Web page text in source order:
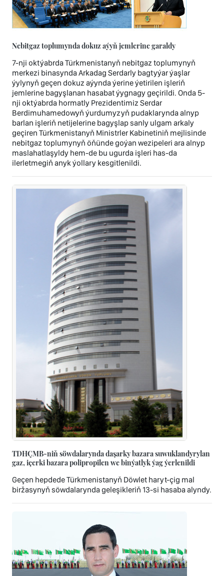
Nebitgaz toplumynda dokuz aýyň jemlerine garaldy
7-nji oktýabrda Türkmenistanyň nebitgaz toplumynyň
merkezi binasynda Arkadag Serdarly bagtyýar ýaşlar
ýylynyň geçen dokuz aýynda ýerine ýetirilen işleriň
jemlerine bagyşlanan hasabat ýygnagy geçirildi. Onda 5-
nji oktýabrda hormatly Prezidentimiz Serdar
Berdimuhamedowyň ýurdumyzyň pudaklarynda alnyp
barlan işleriň netijelerine bagyşlap sanly ulgam arkaly
geçiren Türkmenistanyň Ministrler Kabinetiniň mejlisinde
nebitgaz toplumynyň öňünde goýan wezipeleri ara alnyp
maslahatlaşyldy hem-de bu ugurda işleri has-da
ilerletmegiň anyk ýollary kesgitlenildi.
TDHÇMB-niň söwdalarynda daşarky bazara suwuklandyrylan
gaz, içerki bazara polipropilen we binýatlyk ýag ýerlenildi
Geçen hepdede Türkmenistanyň Döwlet haryt-çig mal
biržasynyň söwdalarynda geleşikleriň 13-si hasaba alyndy.